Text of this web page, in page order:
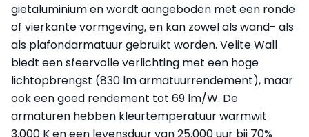
gietaluminium en wordt aangeboden met een ronde
of vierkante vormgeving, en kan zowel als wand- als
als plafondarmatuur gebruikt worden. Velite Wall
biedt een sfeervolle verlichting met een hoge
lichtopbrengst (830 lm armatuurrendement), maar
ook een goed rendement tot 69 lm/W. De
armaturen hebben kleurtemperatuur warmwit
3.000 K en een levensduur van 25.000 uur bij 70%